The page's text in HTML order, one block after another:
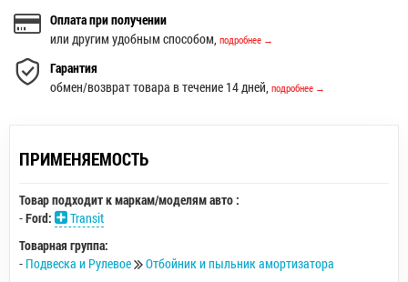
Оплата при получении
или другим удобным способом, подробнее →
Гарантия
обмен/возврат товара в течение 14 дней, подробнее →
ПРИМЕНЯЕМОСТЬ
Товар подходит к маркам/моделям авто :
-Ford:
Transit
Товарная группа:
- Подвеска и Рулевое Отбойник и пыльник амортизатора